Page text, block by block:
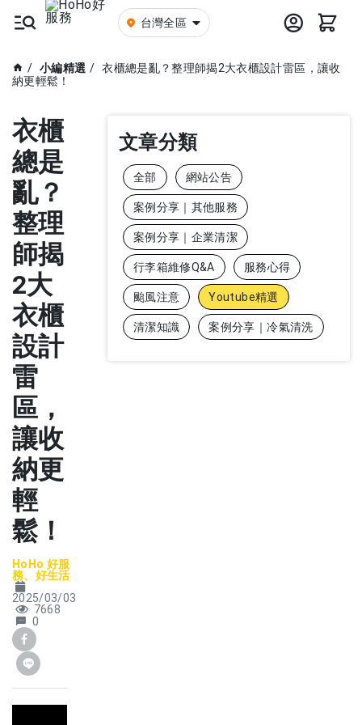
台灣全區
小編精選
衣櫃總是亂？整理師揭2大衣櫃設計雷區，讓收
納更輕鬆！
衣櫃
總是
亂？
整理
師揭
2大
衣櫃
設計
雷
區，
讓收
納更
輕
鬆！
HoHo 好服
務、好生活
2025/03/03
7668
0
文章分類
全部 網站公告
案例分享｜其他服務
案例分享｜企業清潔
行李箱維修Q&A 服務心得
颱風注意 Youtube精選
清潔知識 案例分享｜冷氣清洗